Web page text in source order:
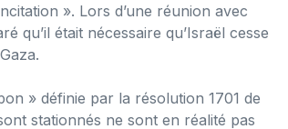
». Lors d’une réunion avec
qu’il était nécessaire qu’Israël cesse
» définie par la résolution 1701 de
stationnés ne sont en réalité pas